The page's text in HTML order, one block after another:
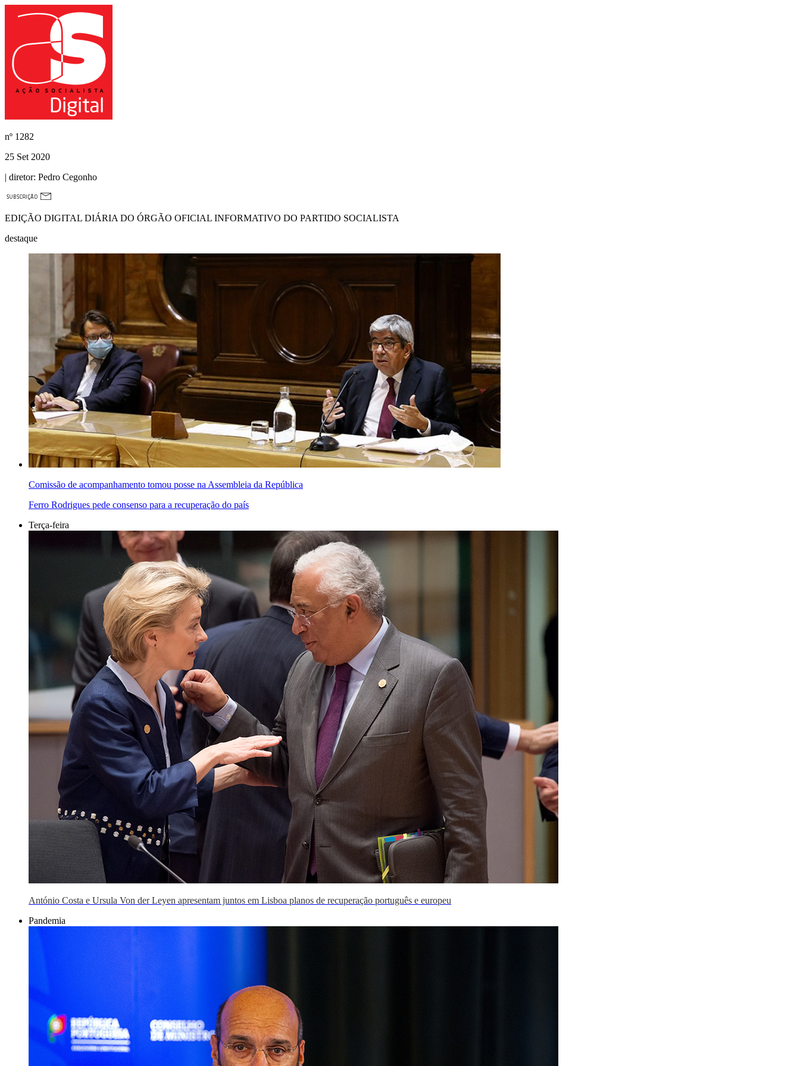
nº 1282
25 Set 2020
| diretor: Pedro Cegonho
EDIÇÃO DIGITAL DIÁRIA DO ÓRGÃO OFICIAL INFORMATIVO DO PARTIDO SOCIALISTA
destaque
Comissão de acompanhamento tomou posse na Assembleia da República
Ferro Rodrigues pede consenso para a recuperação do país
Terça-feira
António Costa e Ursula Von der Leyen apresentam juntos em Lisboa planos de recuperação português e europeu
Pandemia